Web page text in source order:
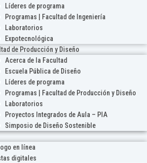
Líderes de programa
Programas | Facultad de Ingeniería
Laboratorios
Expotecnológica
de Producción y Diseño
Acerca de la Facultad
Escuela Pública de Diseño
Líderes de programa
Programas | Facultad de Producción y Diseño
Laboratorios
Proyectos Integrados de Aula – PIA
Simposio de Diseño Sostenible
en línea
digitales